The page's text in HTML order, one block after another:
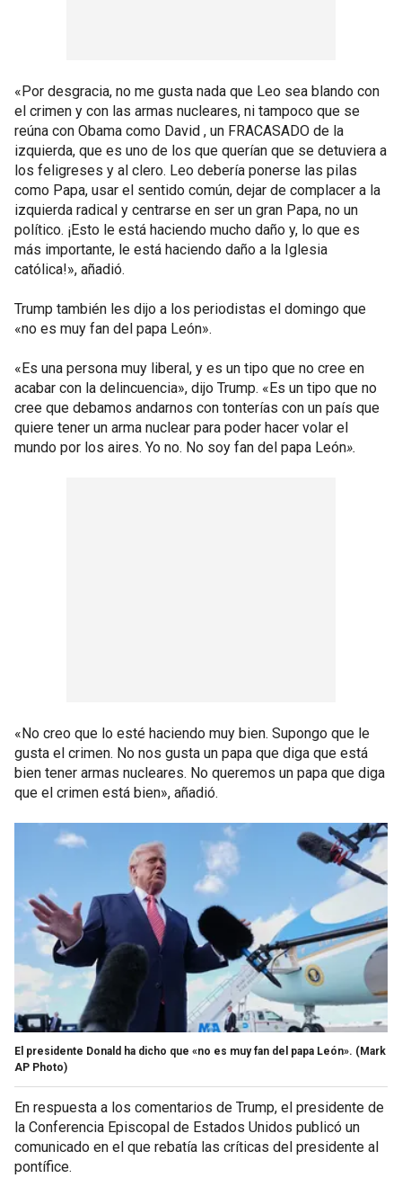
«Por desgracia, no me gusta nada que Leo sea blando con
el crimen y con las armas nucleares, ni tampoco que se
reúna con Obama como David , un FRACASADO de la
izquierda, que es uno de los que querían que se detuviera a
los feligreses y al clero. Leo debería ponerse las pilas
como Papa, usar el sentido común, dejar de complacer a la
izquierda radical y centrarse en ser un gran Papa, no un
político. ¡Esto le está haciendo mucho daño y, lo que es
más importante, le está haciendo daño a la Iglesia
católica!», añadió.
Trump también les dijo a los periodistas el domingo que
«no es muy fan del papa León».
«Es una persona muy liberal, y es un tipo que no cree en
acabar con la delincuencia», dijo Trump. «Es un tipo que no
cree que debamos andarnos con tonterías con un país que
quiere tener un arma nuclear para poder hacer volar el
mundo por los aires. Yo no. No soy fan del papa León».
«No creo que lo esté haciendo muy bien. Supongo que le
gusta el crimen. No nos gusta un papa que diga que está
bien tener armas nucleares. No queremos un papa que diga
que el crimen está bien», añadió.
El presidente Donald ha dicho que «no es muy fan del papa León». (Mark
AP Photo)
En respuesta a los comentarios de Trump, el presidente de
la Conferencia Episcopal de Estados Unidos publicó un
comunicado en el que rebatía las críticas del presidente al
pontífice.